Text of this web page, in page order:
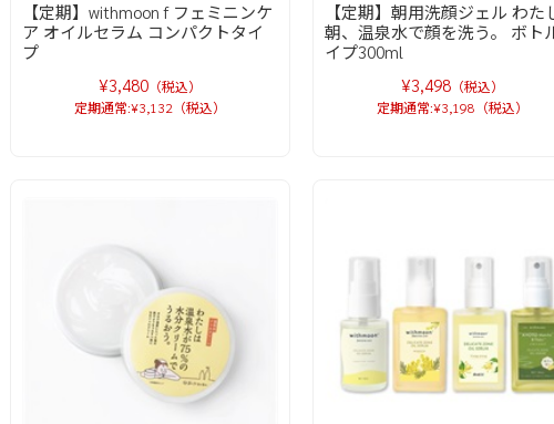
【定期】withmoon f フェミニンケ
ア オイルセラム コンパクトタイ
プ
¥3,480 （税込）
定期通常:¥3,132（税込）
【定期】朝用洗顔ジェル わた
朝、温泉水で顔を洗う。 ボト
イプ300ml
¥3,498 （税込）
定期通常:¥3,198（税込）